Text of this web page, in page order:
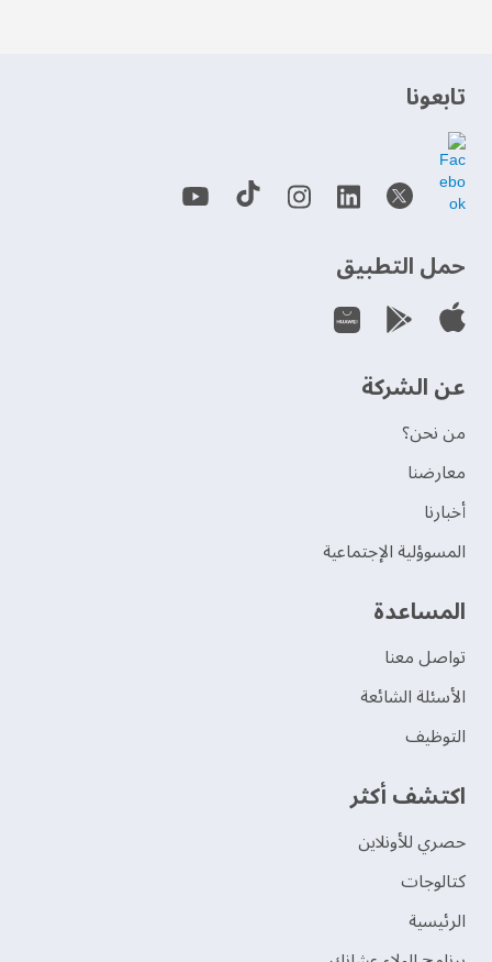
‫تابعونا‬
حمل التطبيق
عن الشركة
من نحن؟
‫معارضنا‬
‫أخبارنا‬
المسوؤلية الإجتماعية
‫المساعدة‬
تواصل معنا
الأسئلة الشائعة
التوظيف
اكتشف أكثر
حصري للأونلاين
‫كتالوجات‬
الرئيسية